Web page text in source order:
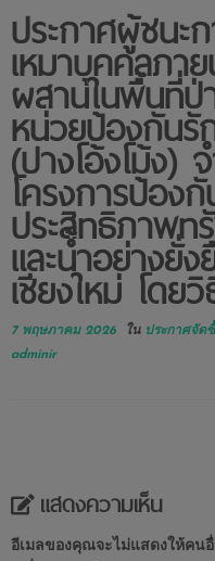
ประกาศผู้ชนะ
เหมาบุคคลภ
ผสานในพื้นที่ป่
หน่วยป้องกัน
(ปางโอ้งโม้ง
โครงการป้อง
ประสิทธิภาพท
และน้ำอย่างยั่
เชียงใหม่ โดย
7 พฤษภาคม 2026 ใน ประกาศจัด
adminir
แสดงความเห็น
อีเมลของคุณจะไม่แสดงให้คน